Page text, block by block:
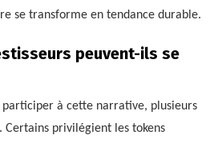
se transforme en tendance durable.
peuvent-ils se
participer à cette narrative, plusieurs
Certains privilégient les tokens